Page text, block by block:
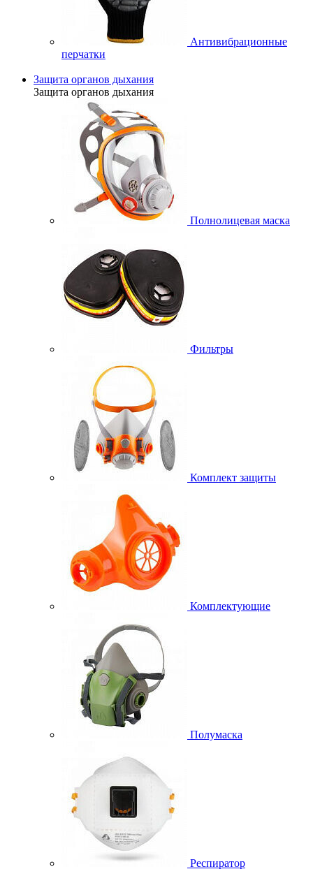
Антивибрационные
перчатки
Защита органов дыхания
Защита органов дыхания
Полнолицевая маска
Фильтры
Комплект защиты
Комплектующие
Полумаска
Респиратор